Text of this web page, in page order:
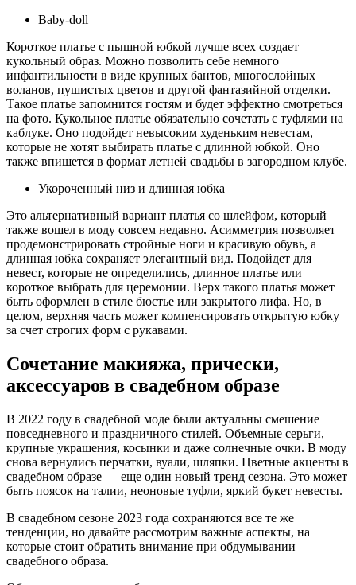
Baby-doll
Короткое платье с пышной юбкой лучше всех создает
кукольный образ. Можно позволить себе немного
инфантильности в виде крупных бантов, многослойных
воланов, пушистых цветов и другой фантазийной отделки.
Такое платье запомнится гостям и будет эффектно смотреться
на фото. Кукольное платье обязательно сочетать с туфлями на
каблуке. Оно подойдет невысоким худеньким невестам,
которые не хотят выбирать платье с длинной юбкой. Оно
также впишется в формат летней свадьбы в загородном клубе.
Укороченный низ и длинная юбка
Это альтернативный вариант платья со шлейфом, который
также вошел в моду совсем недавно. Асимметрия позволяет
продемонстрировать стройные ноги и красивую обувь, а
длинная юбка сохраняет элегантный вид. Подойдет для
невест, которые не определились, длинное платье или
короткое выбрать для церемонии. Верх такого платья может
быть оформлен в стиле бюстье или закрытого лифа. Но, в
целом, верхняя часть может компенсировать открытую юбку
за счет строгих форм с рукавами.
Сочетание макияжа, прически,
аксессуаров в свадебном образе
В 2022 году в свадебной моде были актуальны смешение
повседневного и праздничного стилей. Объемные серьги,
крупные украшения, косынки и даже солнечные очки. В моду
снова вернулись перчатки, вуали, шляпки. Цветные акценты в
свадебном образе — еще один новый тренд сезона. Это может
быть поясок на талии, неоновые туфли, яркий букет невесты.
В свадебном сезоне 2023 года сохраняются все те же
тенденции, но давайте рассмотрим важные аспекты, на
которые стоит обратить внимание при обдумывании
свадебного образа.